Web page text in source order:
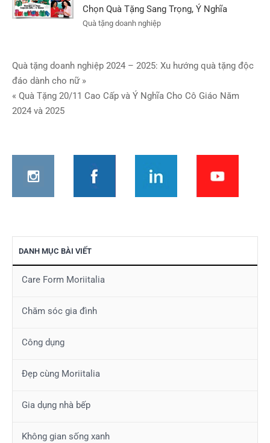
Chọn Quà Tặng Sang Trọng, Ý Nghĩa
Quà tặng doanh nghiệp
Điều
hướng
bài
Quà tặng doanh nghiệp 2024 – 2025: Xu hướng quà tặng độc
đáo dành cho nữ »
« Quà Tặng 20/11 Cao Cấp và Ý Nghĩa Cho Cô Giáo Năm
2024 và 2025
DANH MỤC BÀI VIẾT
Care Form Moriitalia
Chăm sóc gia đình
Công dụng
Đẹp cùng Moriitalia
Gia dụng nhà bếp
Không gian sống xanh